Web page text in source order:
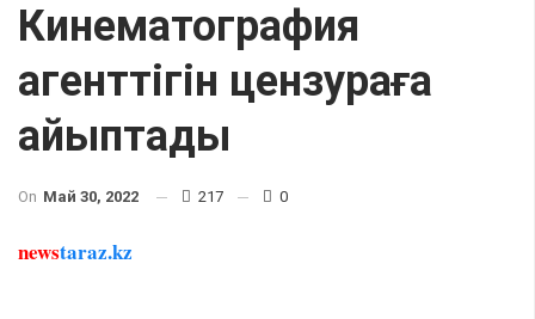
Кинематография
агенттігін цензураға
айыптады
On Май 30, 2022 217 0
newstaraz.kz